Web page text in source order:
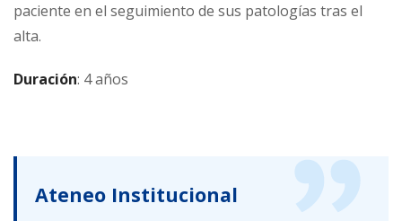
paciente en el seguimiento de sus patologías tras el
alta.
Duración: 4 años
Ateneo Institucional